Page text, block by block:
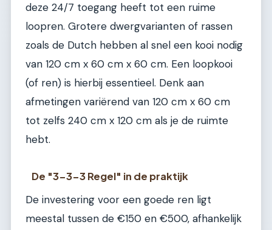
deze 24/7 toegang heeft tot een ruime
loopren. Grotere dwergvarianten of rassen
zoals de Dutch hebben al snel een kooi nodig
van 120 cm x 60 cm x 60 cm. Een loopkooi
(of ren) is hierbij essentieel. Denk aan
afmetingen variërend van 120 cm x 60 cm
tot zelfs 240 cm x 120 cm als je de ruimte
hebt.
De "3-3-3 Regel" in de praktijk
De investering voor een goede ren ligt
meestal tussen de €150 en €500, afhankelijk